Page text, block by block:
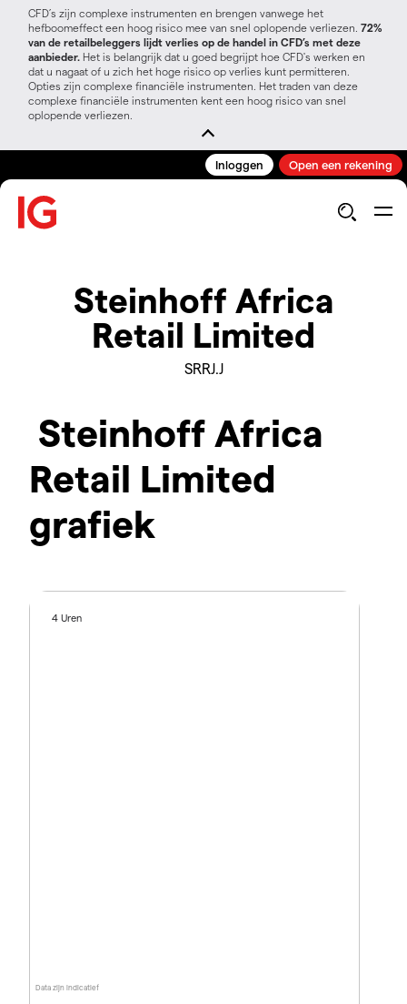
CFD’s zijn complexe instrumenten en brengen vanwege het
hefboomeffect een hoog risico mee van snel oplopende verliezen. 72%
van de retailbeleggers lijdt verlies op de handel in CFD’s met deze
aanbieder. Het is belangrijk dat u goed begrijpt hoe CFD's werken en
dat u nagaat of u zich het hoge risico op verlies kunt permitteren.
Opties zijn complexe financiële instrumenten. Het traden van deze
complexe financiële instrumenten kent een hoog risico van snel
oplopende verliezen.
Inloggen Open een rekening
Steinhoff Africa
Retail Limited
SRRJ.J
Steinhoff Africa
Retail Limited
grafiek
Data zijn indicatief
4 Uren